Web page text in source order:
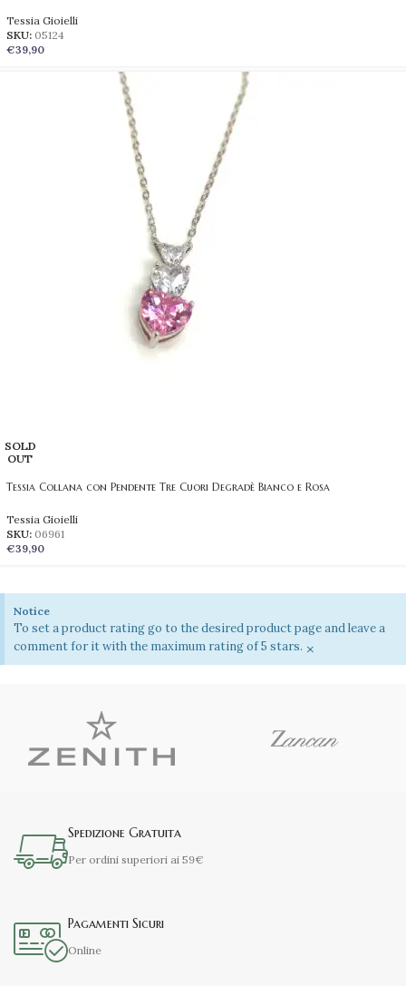
Tessia Gioielli
SKU: 05124
€39,90
SOLD
OUT
Tessia Collana con Pendente Tre Cuori Degradè Bianco e Rosa
Tessia Gioielli
SKU: 06961
€39,90
Notice
To set a product rating go to the desired product page and leave a
comment for it with the maximum rating of 5 stars. ×
Spedizione Gratuita
Per ordini superiori ai 59€
Pagamenti Sicuri
Online